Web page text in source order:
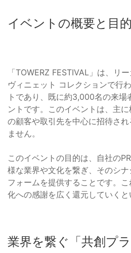
イベントの概要と目的
「TOWERZ FESTIVAL」は、リ
ヴィニェット コレクションで行
トであり、既に約3,000名の来場
ントです。このイベントは、主
の顧客や取引先を中心に招待さ
ません。
このイベントの目的は、自社の
様な業界や文化を繋ぎ、そのシ
フォームを提供することです。
化への感謝を広く還元していくと
業界を繋ぐ「共創プ